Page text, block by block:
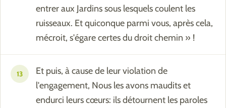
entrer aux Jardins sous lesquels coulent les
ruisseaux. Et quiconque parmi vous, après cela,
mécroit, s'égare certes du droit chemin » !
13
Et puis, à cause de leur violation de
l'engagement, Nous les avons maudits et
endurci leurs cœurs: ils détournent les paroles